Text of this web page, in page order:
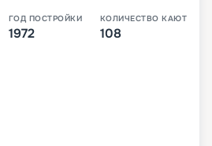
ГОД ПОСТРОЙКИ
1972
КОЛИЧЕСТВО КАЮТ
108